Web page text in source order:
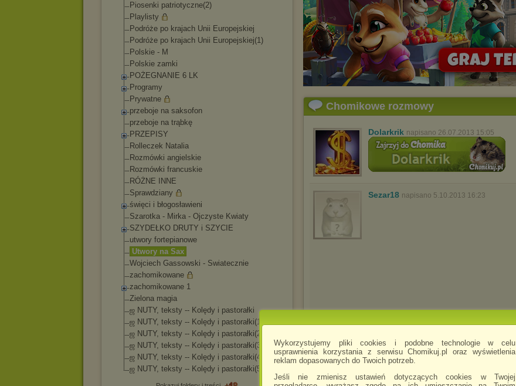
Wykorzystujemy pliki cookies i podobne technologie w celu
usprawnienia korzystania z serwisu Chomikuj.pl oraz wyświetlenia
reklam dopasowanych do Twoich potrzeb.
Jeśli nie zmienisz ustawień dotyczących cookies w Twojej
Piosenki patriotyczne(2)
Playlisty
Podróże po krajach Unii Europejskiej
Podróże po krajach Unii Europejskiej(1)
Polskie - M
Polskie zamki
POŻEGNANIE 6 LK
Programy
Prywatne
przeboje na saksofon
przeboje na trąbkę
PRZEPISY
Rolleczek Natalia
Rozmówki angielskie
Rozmówki francuskie
RÓŻNE INNE
Sprawdziany
święci i błogosławieni
Szarotka - Mirka - Ojczyste Kwiaty
SZYDEŁKO DRUTY i SZYCIE
utwory fortepianowe
Utwory na Sax
Wojciech Gassowski - Swiatecznie
zachomikowane
zachomikowane 1
Zielona magia
ஜ NUTY, teksty -- Kolędy i pastorałki
ஜ NUTY, teksty -- Kolędy i pastorałki(1)
ஜ NUTY, teksty -- Kolędy i pastorałki(2)
ஜ NUTY, teksty -- Kolędy i pastorałki(3)
ஜ NUTY, teksty -- Kolędy i pastorałki(4)
ஜ NUTY, teksty -- Kolędy i pastorałki(5)
Chomikowe rozmowy
Dolarkrik napisano 26.07.2013 15:05
Sezar18 napisano 5.10.2013 16:23